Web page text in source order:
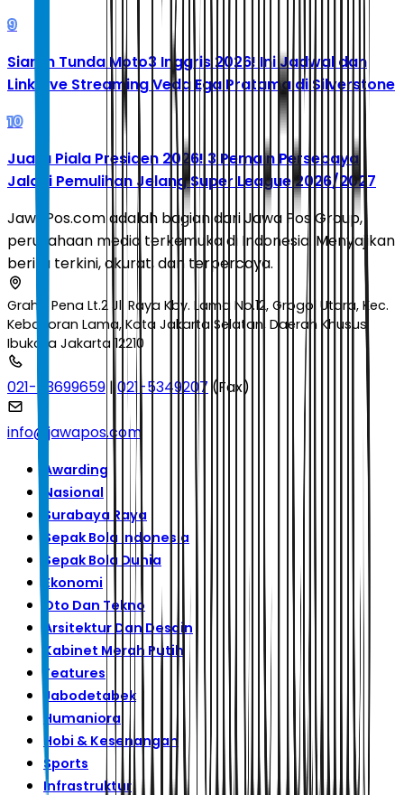
9
Siaran Tunda Moto3 Inggris 2026! Ini Jadwal dan
Link Live Streaming Veda Ega Pratama di Silverstone
10
Juara Piala Presiden 2026! 3 Pemain Persebaya
Jalani Pemulihan Jelang Super League 2026/2027
JawaPos.com adalah bagian dari Jawa Pos Group,
perusahaan media terkemuka di Indonesia. Menyajikan
berita terkini, akurat, dan terpercaya.
Graha Pena Lt.2 Jl. Raya Kby. Lama No.12, Grogol Utara, Kec.
Kebayoran Lama, Kota Jakarta Selatan, Daerah Khusus
Ibukota Jakarta 12210
021-53699659 |021-5349207 (Fax)
info@jawapos.com
Awarding
Nasional
Surabaya Raya
Sepak Bola Indonesia
Sepak Bola Dunia
Ekonomi
Oto Dan Tekno
Arsitektur Dan Desain
Kabinet Merah Putih
Features
Jabodetabek
Humaniora
Hobi & Kesenangan
Sports
Infrastruktur